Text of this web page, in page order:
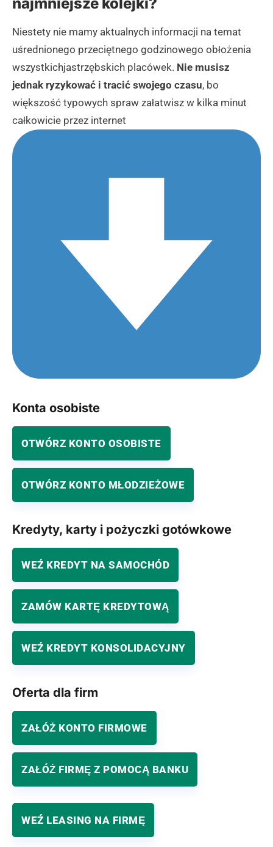
najmniejsze kolejki?
Niestety nie mamy aktualnych informacji na temat
uśrednionego przeciętnego godzinowego obłożenia
wszystkichjastrzębskich placówek. Nie musisz
jednak ryzykować i tracić swojego czasu, bo
większość typowych spraw załatwisz w kilka minut
całkowicie przez internet
Konta osobiste
OTWÓRZ KONTO OSOBISTE
OTWÓRZ KONTO MŁODZIEŻOWE
Kredyty, karty i pożyczki gotówkowe
WEŹ KREDYT NA SAMOCHÓD
ZAMÓW KARTĘ KREDYTOWĄ
WEŹ KREDYT KONSOLIDACYJNY
Oferta dla firm
ZAŁÓŻ KONTO FIRMOWE
ZAŁÓŻ FIRMĘ Z POMOCĄ BANKU
WEŹ LEASING NA FIRMĘ